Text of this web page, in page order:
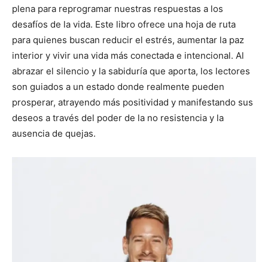
plena para reprogramar nuestras respuestas a los
desafíos de la vida. Este libro ofrece una hoja de ruta
para quienes buscan reducir el estrés, aumentar la paz
interior y vivir una vida más conectada e intencional. Al
abrazar el silencio y la sabiduría que aporta, los lectores
son guiados a un estado donde realmente pueden
prosperar, atrayendo más positividad y manifestando sus
deseos a través del poder de la no resistencia y la
ausencia de quejas.